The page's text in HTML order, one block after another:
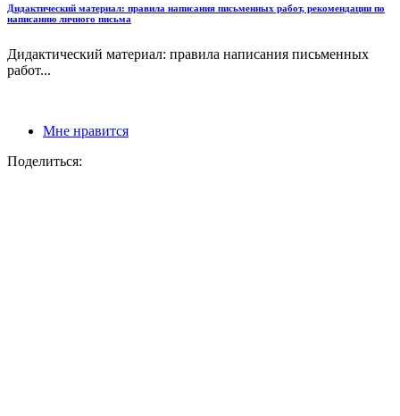
Дидактический материал: правила написания письменных работ, рекомендации по
написанию личного письма
Дидактический материал: правила написания письменных
работ...
Мне нравится
Поделиться: